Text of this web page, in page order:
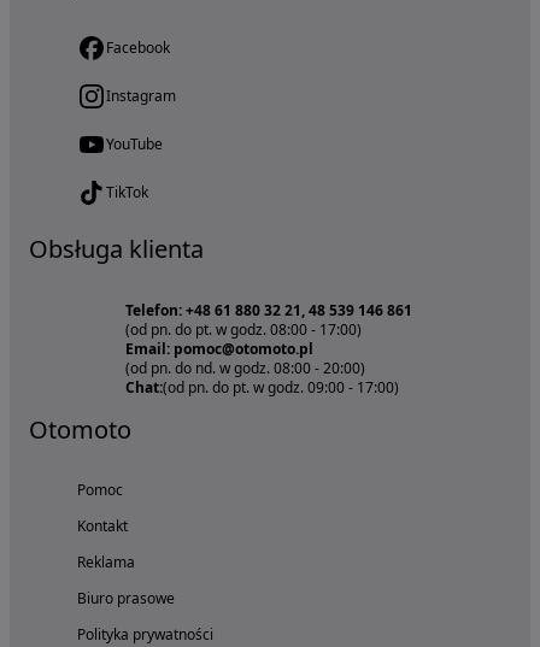
Facebook
Instagram
YouTube
TikTok
Obsługa klienta
Telefon: +48 61 880 32 21, 48 539 146 861
(od pn. do pt. w godz. 08:00 - 17:00)
Email: pomoc@otomoto.pl
(od pn. do nd. w godz. 08:00 - 20:00)
Chat:(od pn. do pt. w godz. 09:00 - 17:00)
Otomoto
Pomoc
Kontakt
Reklama
Biuro prasowe
Polityka prywatności